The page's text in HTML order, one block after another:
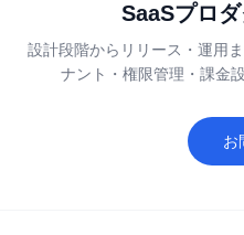
SaaSプロ
設計段階からリリース・運用
ナント・権限管理・課金
お